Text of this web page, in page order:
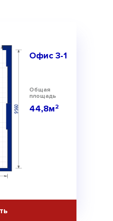
Офис 3-1
Общая
площадь
44,8м2